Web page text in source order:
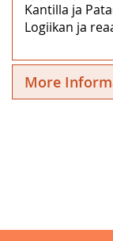
Kantilla ja
Logiikan ja
More